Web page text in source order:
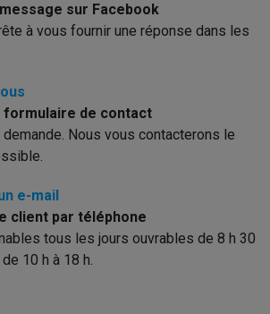
sur Facebook
à vous fournir une réponse dans les
formulaire de contact
Nous vous contacterons le
e-mail
client par téléphone
tous les jours ouvrables de 8 h 30
10 h à 18 h.